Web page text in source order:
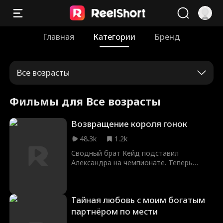
Главная Категории Бренд
Все возрасты
Фильмы для Все возрасты
Возвращение короля гонок
48.3k
1.2k
Сводный брат Кейд подставил
Александра на чемпионате. Теперь
Александру приходится вернуться на
трассу. Король снова в игре...
Тайная любовь с моим богатым
партнёром по мести